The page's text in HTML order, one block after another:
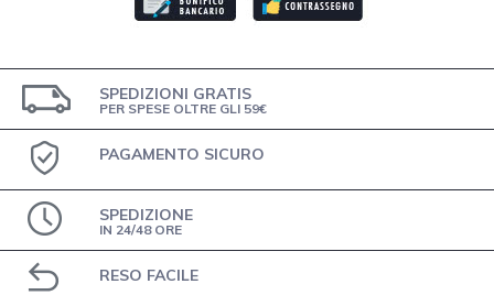
SPEDIZIONI GRATIS
PER SPESE OLTRE GLI 59€
PAGAMENTO SICURO
SPEDIZIONE
IN 24/48 ORE
RESO FACILE